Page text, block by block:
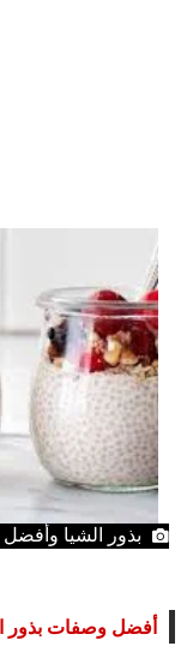
بذور الشيا
أفضل وصفات بذور